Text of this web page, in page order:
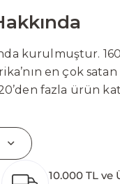
kurulmuştur.
en çok
fazla ürün
sadece
Ashley
genelinde 7
10.000 TL ve